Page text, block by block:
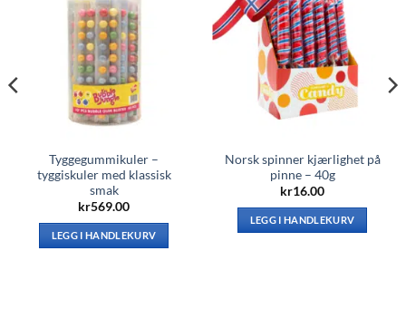
Tyggegummikuler –
tyggiskuler med klassisk
smak
kr569.00
LEGG I HANDLEKURV
Norsk spinner kjærlighet på
pinne – 40g
kr16.00
LEGG I HANDLEKURV